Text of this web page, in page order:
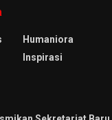
Humaniora
Inspirasi